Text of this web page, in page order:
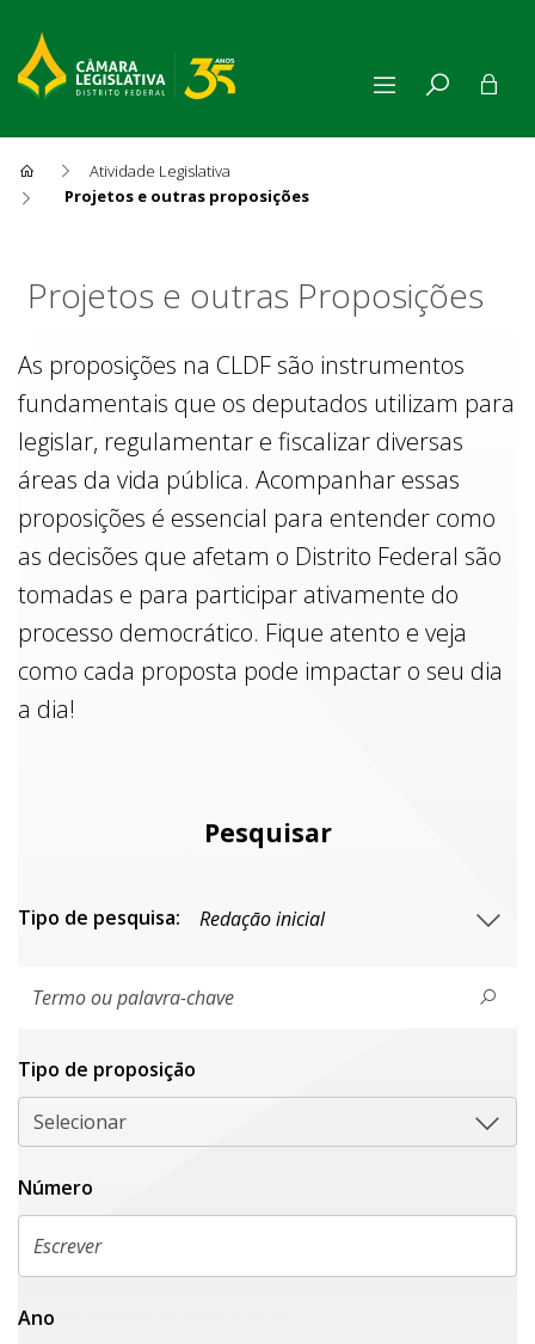
Atividade Legislativa
Projetos e outras proposições
Projetos e outras Proposições
As proposições na CLDF são instrumentos
fundamentais que os deputados utilizam para
legislar, regulamentar e fiscalizar diversas
áreas da vida pública. Acompanhar essas
proposições é essencial para entender como
as decisões que afetam o Distrito Federal são
tomadas e para participar ativamente do
processo democrático. Fique atento e veja
como cada proposta pode impactar o seu dia
a dia!
Pesquisar
Tipo de pesquisa:
Tipo de proposiçāo
Selecionar
Número
Ano